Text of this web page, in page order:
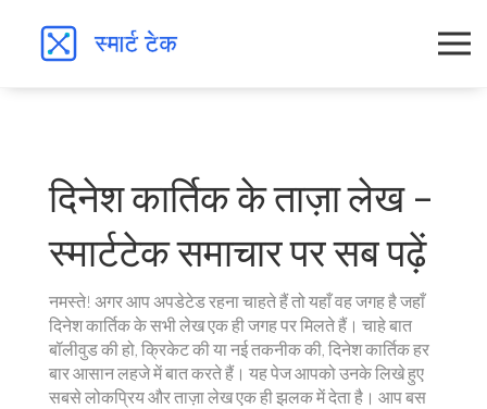
दिनेश कार्तिक के ताज़ा लेख –
स्मार्टटेक समाचार पर सब पढ़ें
नमस्ते! अगर आप अपडेटेड रहना चाहते हैं तो यहाँ वह जगह है जहाँ
दिनेश कार्तिक के सभी लेख एक ही जगह पर मिलते हैं। चाहे बात
बॉलीवुड की हो, क्रिकेट की या नई तकनीक की, दिनेश कार्तिक हर
बार आसान लहजे में बात करते हैं। यह पेज आपको उनके लिखे हुए
सबसे लोकप्रिय और ताज़ा लेख एक ही झलक में देता है। आप बस